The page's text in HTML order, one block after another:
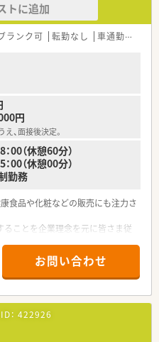
トに追加
ランク可 転勤なし 車通勤可
円
、面接後決定。
00（休憩60分）
休憩00分）
勤務
食品や化粧などの販売にも注力さ
ことを企業理念を元に皆さま従
お問い合わせ
： 422926